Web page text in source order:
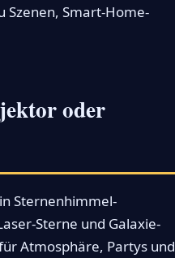
Szenen, Smart-Home-
oder
Sternenhimmel-
Sterne und Galaxie-
Atmosphäre, Partys und